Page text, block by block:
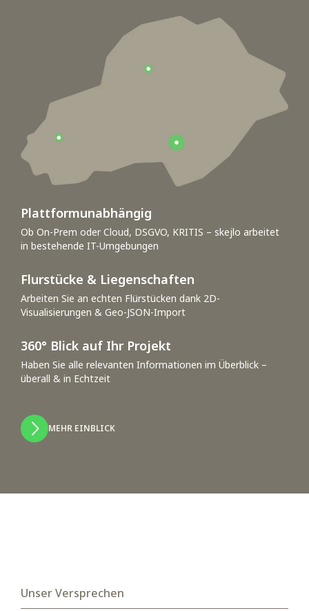
Plattformunabhängig
Ob On-Prem oder Cloud, DSGVO, KRITIS – skejlo arbeitet
in bestehende IT-Umgebungen
Flurstücke & Liegenschaften
Arbeiten Sie an echten Flürstücken dank 2D-
Visualisierungen & Geo-JSON-Import
360° Blick auf Ihr Projekt
Haben Sie alle relevanten Informationen im Überblick –
überall & in Echtzeit
MEHR EINBLICK
Unser Versprechen